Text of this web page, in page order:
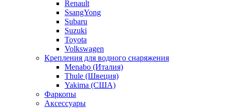
Renault
SsangYong
Subaru
Suzuki
Toyota
Volkswagen
Крепления для водного снаряжения
Menabo (Италия)
Thule (Швеция)
Yakima (США)
Фаркопы
Аксессуары